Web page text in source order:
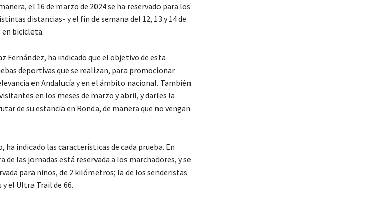
el 16 de marzo de 2024 se ha reservado para los
distancias- y el fin de semana del 12, 13 y 14 de
bicicleta.
Fernández, ha indicado que el objetivo de esta
deportivas que se realizan, para promocionar
en Andalucía y en el ámbito nacional. También
en los meses de marzo y abril, y darles la
de su estancia en Ronda, de manera que no vengan
ha indicado las características de cada prueba. En
las jornadas está reservada a los marchadores, y se
para niños, de 2 kilómetros; la de los senderistas
el Ultra Trail de 66.